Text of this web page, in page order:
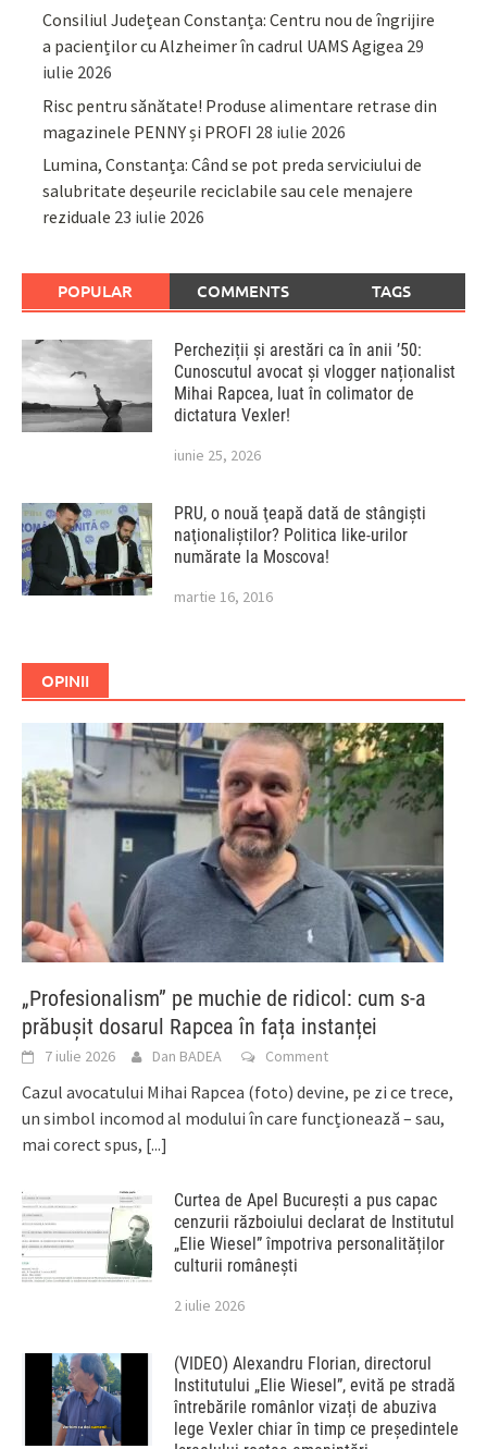
Consiliul Județean Constanța: Centru nou de îngrijire
a pacienților cu Alzheimer în cadrul UAMS Agigea 29
iulie 2026
Risc pentru sănătate! Produse alimentare retrase din
magazinele PENNY și PROFI 28 iulie 2026
Lumina, Constanța: Când se pot preda serviciului de
salubritate deșeurile reciclabile sau cele menajere
reziduale 23 iulie 2026
POPULAR COMMENTS TAGS
Percheziții și arestări ca în anii ’50:
Cunoscutul avocat și vlogger naționalist
Mihai Rapcea, luat în colimator de
dictatura Vexler!
iunie 25, 2026
PRU, o nouă ţeapă dată de stângişti
naţionaliştilor? Politica like-urilor
numărate la Moscova!
martie 16, 2016
OPINII
„Profesionalism” pe muchie de ridicol: cum s-a
prăbușit dosarul Rapcea în fața instanței
7 iulie 2026 Dan BADEA Comment
Cazul avocatului Mihai Rapcea (foto) devine, pe zi ce trece,
un simbol incomod al modului în care funcționează – sau,
mai corect spus, [...]
Curtea de Apel București a pus capac
cenzurii războiului declarat de Institutul
„Elie Wiesel” împotriva personalităților
culturii românești
2 iulie 2026
(VIDEO) Alexandru Florian, directorul
Institutului „Elie Wiesel”, evită pe stradă
întrebările românlor vizați de abuziva
lege Vexler chiar în timp ce președintele